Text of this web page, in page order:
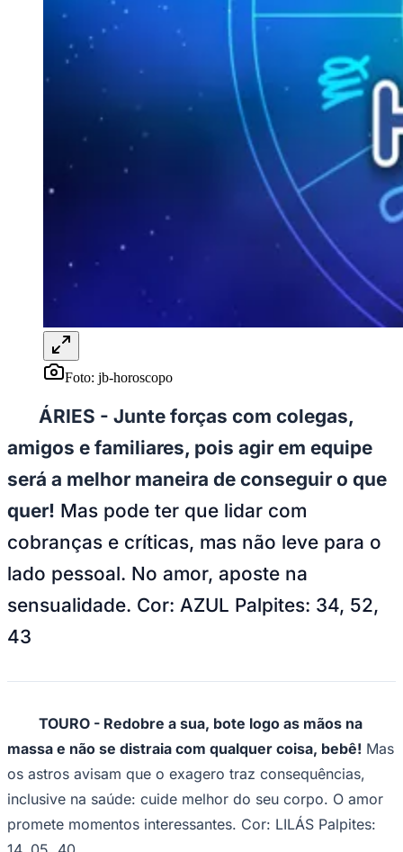
Horóscopo: Previsão de quinta-feira (1)
Redação Jornal de Barueri
01 de fevereiro de 2024 às 09:00
Foto:jb-horoscopo